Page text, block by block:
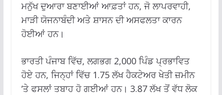
ਮਨੁੱਖ ਦੁਆਰਾ ਬਣਾਈਆਂ ਆਫ਼ਤਾਂ ਹਨ, ਜੋ ਲਾਪਰਵਾਹੀ,
ਮਾੜੀ ਯੋਜਨਾਬੰਦੀ ਅਤੇ ਸ਼ਾਸਨ ਦੀ ਅਸਫਲਤਾ ਕਾਰਨ
ਹੋਈਆਂ ਹਨ।
ਭਾਰਤੀ ਪੰਜਾਬ ਵਿੱਚ, ਲਗਭਗ 2,000 ਪਿੰਡ ਪ੍ਰਭਾਵਿਤ
ਹੋਏ ਹਨ, ਜਿਨ੍ਹਾਂ ਵਿੱਚ 1.75 ਲੱਖ ਹੈਕਟੇਅਰ ਖੇਤੀ ਜ਼ਮੀਨ
‘ਤੇ ਫਸਲਾਂ ਤਬਾਹ ਹੋ ਗਈਆਂ ਹਨ। 3.87 ਲੱਖ ਤੋਂ ਵੱਧ ਲੋਕ